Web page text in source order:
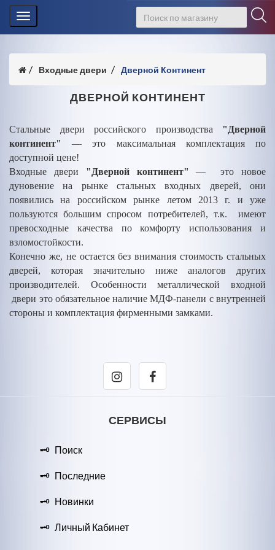
Toggle
navigation
Входные двери Дверной Континент
ДВЕРНОЙ КОНТИНЕНТ
Стальные двери российского производства "Дверной
континент"
— это максимальная комплектация по
доступной цене!
Входные двери "Дверной континент" — это новое
дуновение на рынке стальных входных дверей, они
появились на российском рынке летом 2013 г. и уже
пользуются большим спросом потребителей, т.к. имеют
превосходные качества по комфорту использования и
взломостойкости.
Конечно же, не остается без внимания стоимость стальных
дверей, которая значительно ниже аналогов других
производителей. Особенности металлической входной
двери это обязательное наличие МДФ-панели с внутренней
стороны и комплектация фирменными замками.
СЕРВИСЫ
Поиск
Последние
Новинки
Личный Кабинет